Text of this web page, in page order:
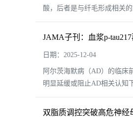
酸，后者是与纤毛形成相关的
JAMA子刊：血浆p-
日期：2025-12-04
阿尔茨海默病（AD）的临床
明显延缓或阻止AD相关认知
双脂质调控突破高危神